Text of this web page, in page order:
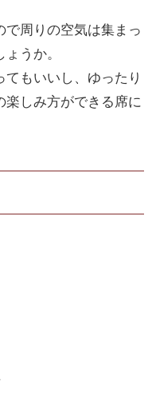
で周りの空気は集まっ
うか。
もいいし、ゆったり
楽しみ方ができる席に